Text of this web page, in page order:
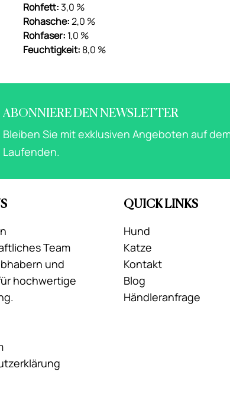
Rohfett:3,0 %
Rohasche:2,0 %
Rohfaser: 1,0 %
Feuchtigkeit: 8,0 %
ABONNIERE DEN NEWSLETTER
Bleiben Sie mit exklusiven Angeboten auf
Laufenden.
Team
und
hochwertige
QUICK LINKS
Hund
Katze
Kontakt
Blog
Händleranfrage